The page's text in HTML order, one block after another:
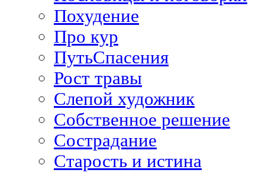
Похудение
Про кур
ПутьСпасения
Рост травы
Слепой художник
Собственное решение
Сострадание
Старость и истина